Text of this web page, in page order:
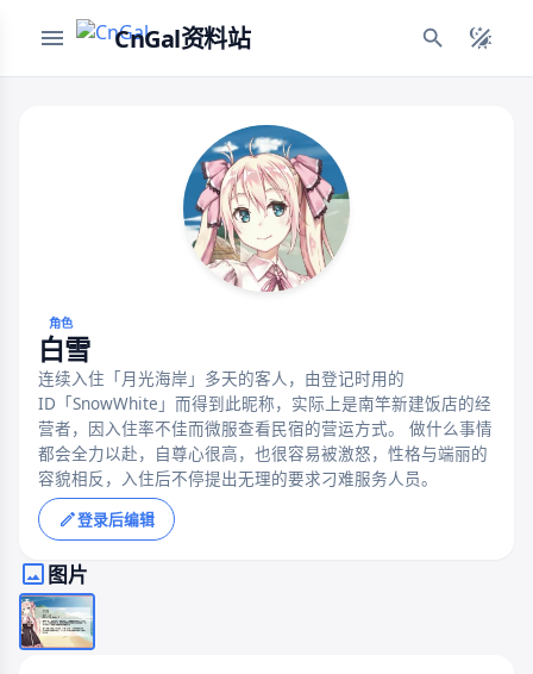
CnGal资料站
角色
白雪
连续入住「月光海岸」多天的客人，由登记时用的
ID「SnowWhite」而得到此昵称，实际上是南竿新建饭店的经
营者，因入住率不佳而微服查看民宿的营运方式。 做什么事情
都会全力以赴，自尊心很高，也很容易被激怒，性格与端丽的
容貌相反，入住后不停提出无理的要求刁难服务人员。
登录后编辑
图片